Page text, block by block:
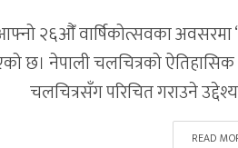
२६औँ वार्षिकोत्सवका अवसरमा
छ। नेपाली चलचित्रको ऐतिहासिक
चलचित्रसँग परिचित गराउने
READ